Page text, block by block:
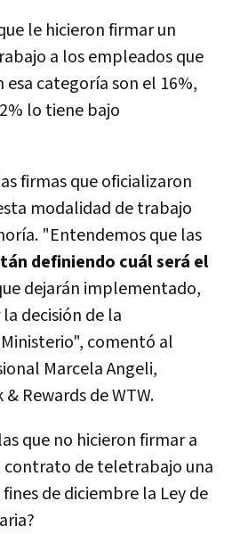
le hicieron firmar un
a los empleados que
categoría son el 16%,
lo tiene bajo
firmas que oficializaron
modalidad de trabajo
"Entendemos que las
definiendo cuál será el
dejarán implementado,
decisión de la
comentó al
Marcela Angeli,
Rewards de WTW.
que no hicieron firmar a
contrato de teletrabajo una
de diciembre la Ley de